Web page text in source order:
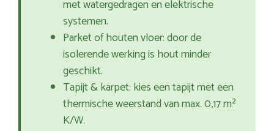
met watergedragen en elektrische
systemen.
Parket of houten vloer: door de
isolerende werking is hout minder
geschikt.
Tapijt & karpet: kies een tapijt met een
thermische weerstand van max. 0,17 m²
K/W.